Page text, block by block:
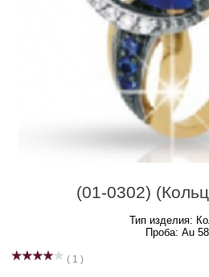
(01-0302)
Тип изделия:
Проба: Au
( 1 )